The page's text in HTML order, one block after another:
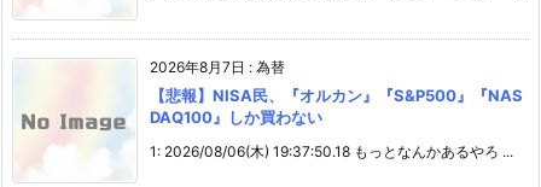
2026年8月7日 : 為替
【悲報】NISA民、『オルカン』『S&P500』『NAS
DAQ100』しか買わない
1: 2026/08/06(木) 19:37:50.18 もっとなんかあるやろ ...